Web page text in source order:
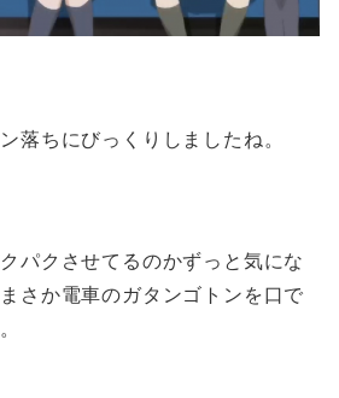
落ちにびっくりしましたね。
パクさせてるのかずっと気にな
さか電車のガタンゴトンを口で